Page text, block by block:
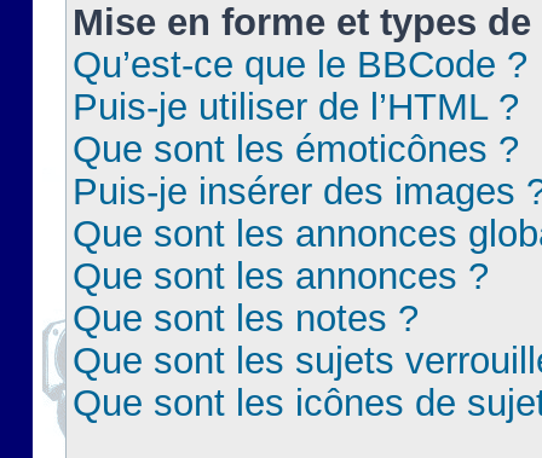
Mise en forme et types
Qu’est-ce que le BBCode ?
Puis-je utiliser de l’HTML ?
Que sont les émoticônes ?
Puis-je insérer des images
Que sont les annonces
Que sont les annonces ?
Que sont les notes ?
Que sont les sujets
Que sont les icônes de